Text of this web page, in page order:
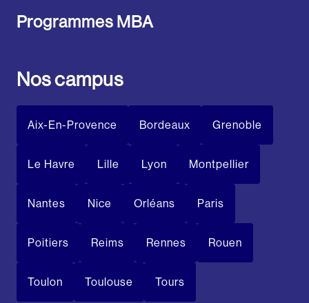
Programmes MBA
Nos campus
Aix-En-Provence Bordeaux Grenoble
Le Havre Lille Lyon Montpellier
Nantes Nice Orléans Paris
Poitiers Reims Rennes Rouen
Toulon Toulouse Tours